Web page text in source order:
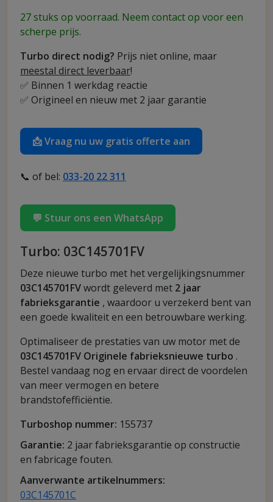
27 stuks op voorraad. Neem contact op voor een
scherpe prijs.
Turbo direct nodig? Prijs niet online, maar
meestal direct leverbaar!
✅ Binnen 1 werkdag reactie
✅ Origineel en nieuw met 2 jaar garantie
📩 Vraag nu uw gratis offerte aan
📞 of bel: 033-20 22 311
💬 Stuur ons een WhatsApp
Turbo: 03C145701FV
Deze nieuwe turbo met het vergelijkingsnummer
03C145701FVwordt geleverd met 2 jaar
fabrieksgarantie , waardoor u verzekerd bent van
een goede kwaliteit en een betrouwbare werking.
Optimaliseer de prestaties van uw motor met de
03C145701FV Originele fabrieksnieuwe turbo .
Bestel vandaag nog en ervaar direct de voordelen
van meer vermogen en betere
brandstofefficiëntie.
Turboshop nummer: 155737
Garantie: 2 jaar fabrieksgarantie op constructie
en fabricage fouten.
Aanverwante artikelnummers:
03C145701C